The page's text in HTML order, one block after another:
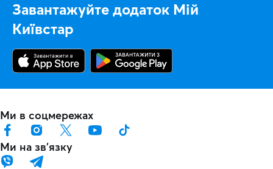
Завантажуйте додаток Мій
Київстар
Ми в соцмережах
Ми на звʼязку